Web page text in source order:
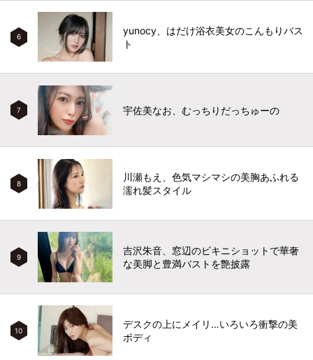
6
yunocy、はだけ浴衣美女のこんもりバス
ト
7 宇佐美なお、むっちりだっちゅーの
8
川瀬もえ、色気マシマシの美胸あふれる
濡れ髪スタイル
9
吉沢朱音、窓辺のビキニショットで華奢
な美脚と豊満バストを艶披露
10
デスクの上にメイリ…いろいろ衝撃の美
ボディ